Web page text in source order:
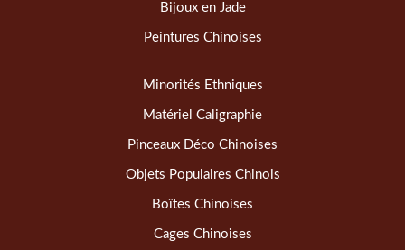
Bijoux en Jade
Peintures Chinoises
Minorités Ethniques
Matériel Caligraphie
Pinceaux Déco Chinoises
Objets Populaires Chinois
Boîtes Chinoises
Cages Chinoises